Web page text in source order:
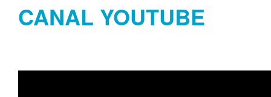
CANAL YOUTUBE